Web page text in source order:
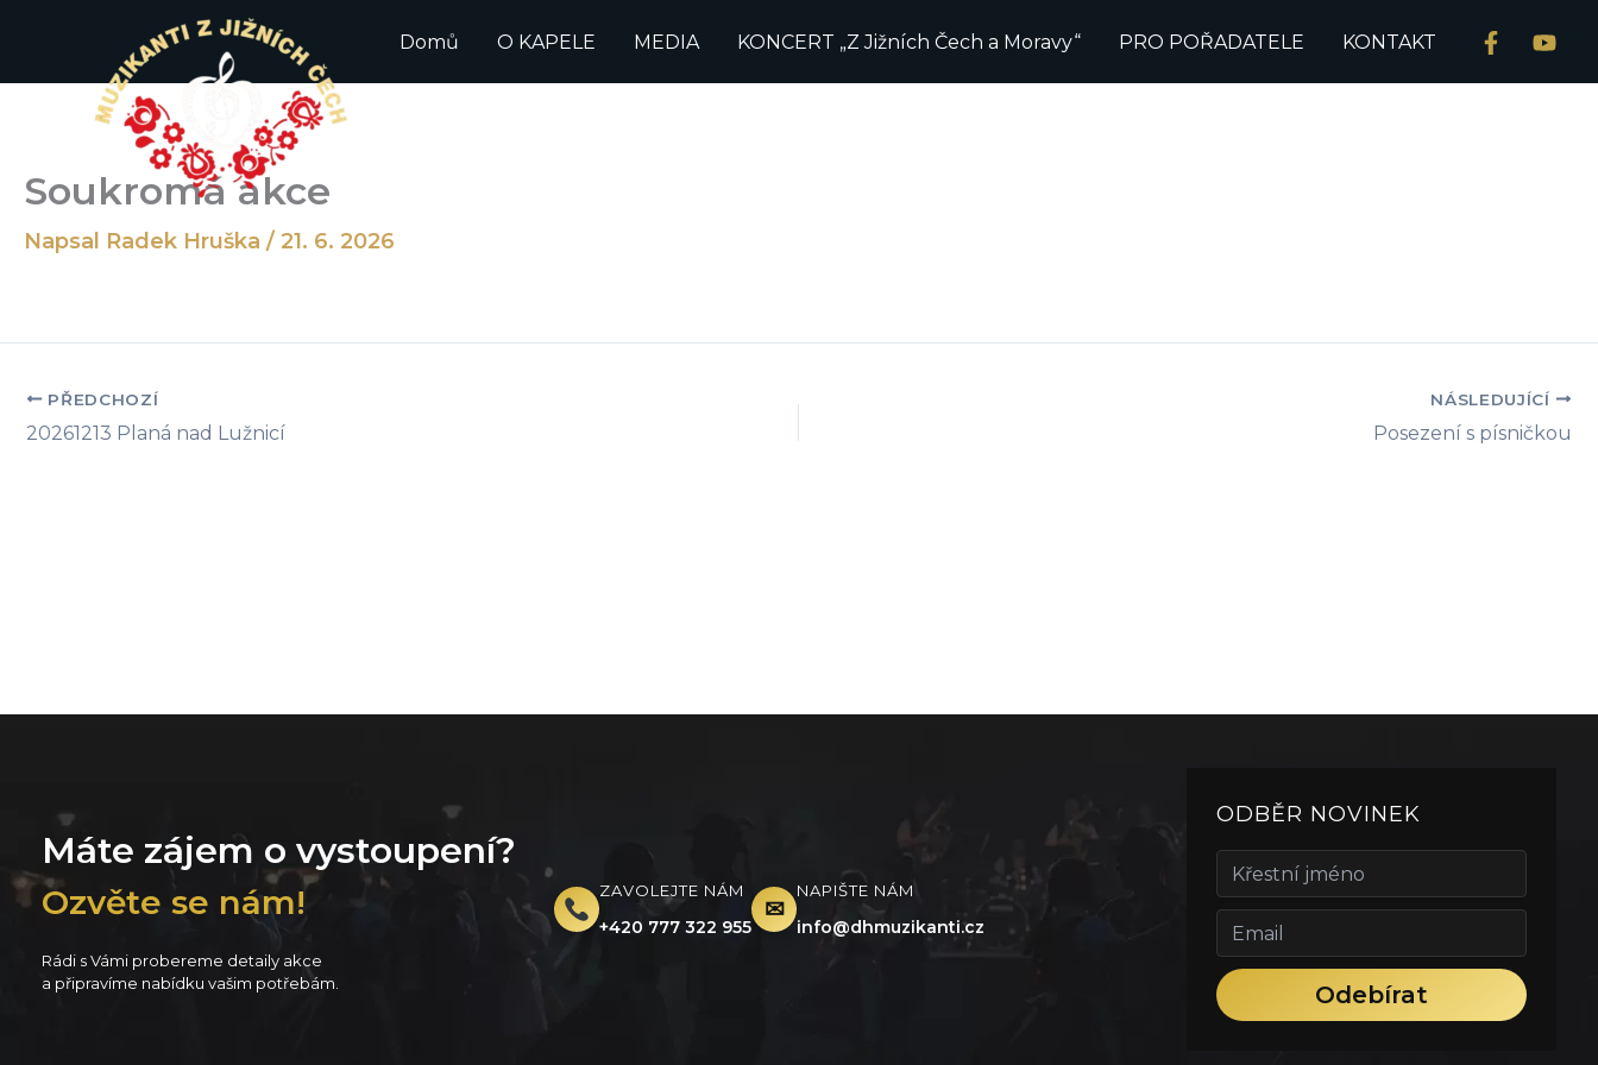
obsah
Domů O KAPELE MEDIA KONCERT „Z Jižních Čech a Moravy“ PRO POŘADATELE KONTAKT
Soukromá akce
Napsal Radek Hruška / 21. 6. 2026
PŘEDCHOZÍ
20261213 Planá nad Lužnicí
NÁSLEDUJÍCÍ
Posezení s písničkou
Máte zájem o vystoupení?
Ozvěte se nám!
Rádi s Vámi probereme detaily akce
a připravíme nabídku vašim potřebám.
ZAVOLEJTE NÁM
+420 777 322 955
✉︎
NAPIŠTE NÁM
info@dhmuzikanti.cz
ODBĚR NOVINEK
Odebírat